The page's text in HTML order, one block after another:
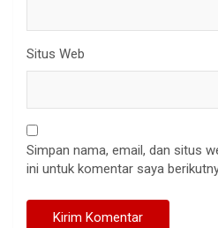
Situs Web
Simpan nama, email, dan situs
ini untuk komentar saya